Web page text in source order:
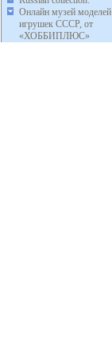
Онлайн музей
игрушек СССР, от
«ХОББИПЛЮС»